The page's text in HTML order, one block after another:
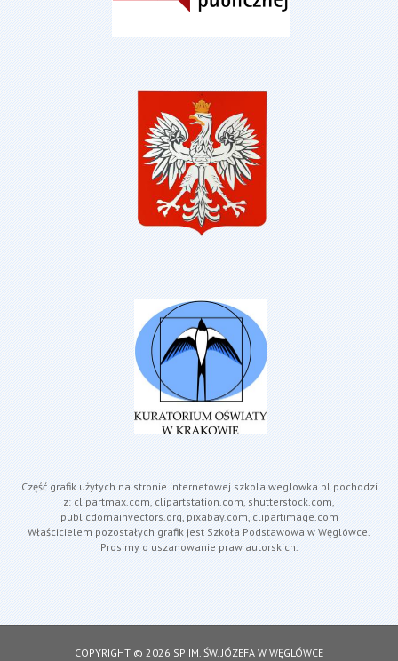
Część grafik użytych na stronie internetowej szkola.weglowka.pl pochodzi
z: clipartmax.com, clipartstation.com, shutterstock.com,
publicdomainvectors.org, pixabay.com, clipartimage.com
Właścicielem pozostałych grafik jest Szkoła Podstawowa w Węglówce.
Prosimy o uszanowanie praw autorskich.
COPYRIGHT © 2026 SP IM. ŚW. JÓZEFA W WĘGLÓWCE